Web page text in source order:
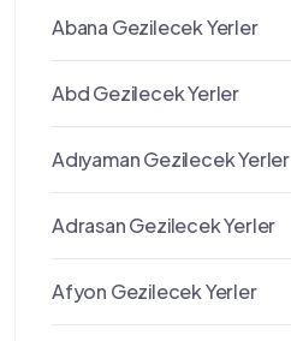
Abana Gezilecek Yerler
Abd Gezilecek Yerler
Adıyaman Gezilecek Yerler
Adrasan Gezilecek Yerler
Afyon Gezilecek Yerler